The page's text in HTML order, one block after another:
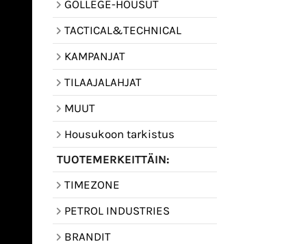
GOLLEGE-HOUSUT
TACTICAL&TECHNICAL
KAMPANJAT
TILAAJALAHJAT
MUUT
Housukoon tarkistus
TUOTEMERKEITTÄIN:
TIMEZONE
PETROL INDUSTRIES
BRANDIT